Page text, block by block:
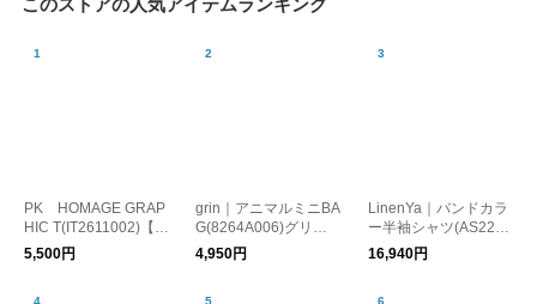
このストアの人気アイテムランキング
PK HOMAGE GRAP
HIC T(IT2611002)【メ
ール便対象】
5,500円
grin｜アニマルミニBA
G(8264A006)グリン
【メール便対象】
4,950円
LinenYa｜バンドカラ
ー半袖シャツ(AS224
RC-1)リネンヤ
16,940円